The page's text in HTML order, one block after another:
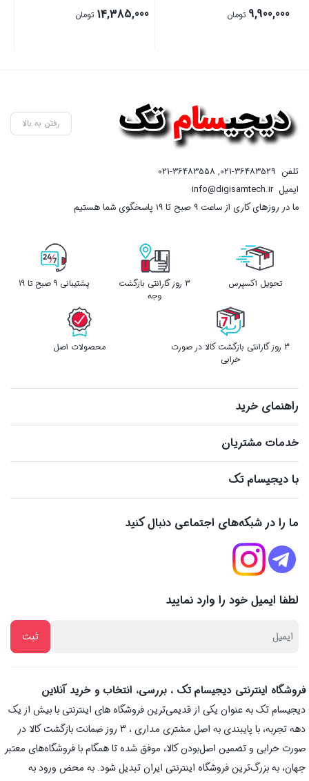
9,900,000 تومان 14,385,000 تومان
رفتن به بالا
تلفن 021-36483529
,
021-36483558
ایمیلinfo@digisamtech.ir
ما در روزهای کاری از ساعت ۹ صبح تا ۱۹ پاسخگوی شما هستیم
تحویل اکسپرس
3 روز گارانتی بازگشت
وجه
پشتیبانی 9 صبح تا 19
3 روز گارانتی بازگشت کالا در صورت
خرابی
محصولات اصل
راهنمای خرید
خدمات مشتریان
با دیجیسام تک
ما را در شبکه‌های اجتماعی دنبال کنید
لطفا ایمیل خود را وارد نمایید
فروشگاه اینترنتی دیجیسام تک ، بررسی، انتخاب و خرید آنلاین
دیجیسام تک به عنوان یکی از قدیمی‌ترین فروشگاه های اینترنتی با بیش از یک
دهه تجربه، با پایبندی به اصل مشتری مداری ، 3 روز ضمانت بازگشت کالا در
صورت خرابی و تضمین اصل‌بودن کالا، موفق شده تا همگام با فروشگاه‌های معتبر
جهان، به بزرگ‌ترین فروشگاه اینترنتی ایران تبدیل شود. به محض ورود به